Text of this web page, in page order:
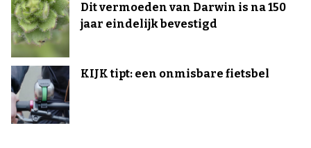
Dit vermoeden van Darwin is na 150
jaar eindelijk bevestigd
KIJK tipt: een onmisbare fietsbel